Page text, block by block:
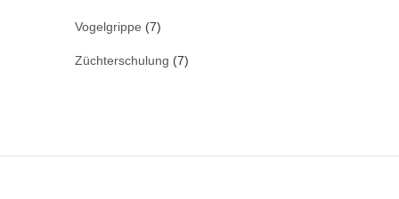
Vogelgrippe (7)
Züchterschulung (7)